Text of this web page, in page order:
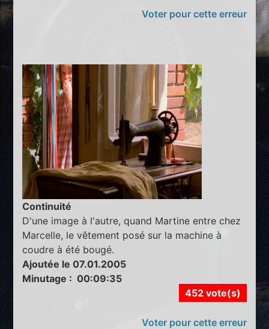
Voter pour cette erreur
Continuité
D'une image à l'autre, quand Martine entre chez
Marcelle, le vêtement posé sur la machine à
coudre à été bougé.
Ajoutée le 07.01.2005
Minutage : 00:09:35
452 vote(s)
Voter pour cette erreur